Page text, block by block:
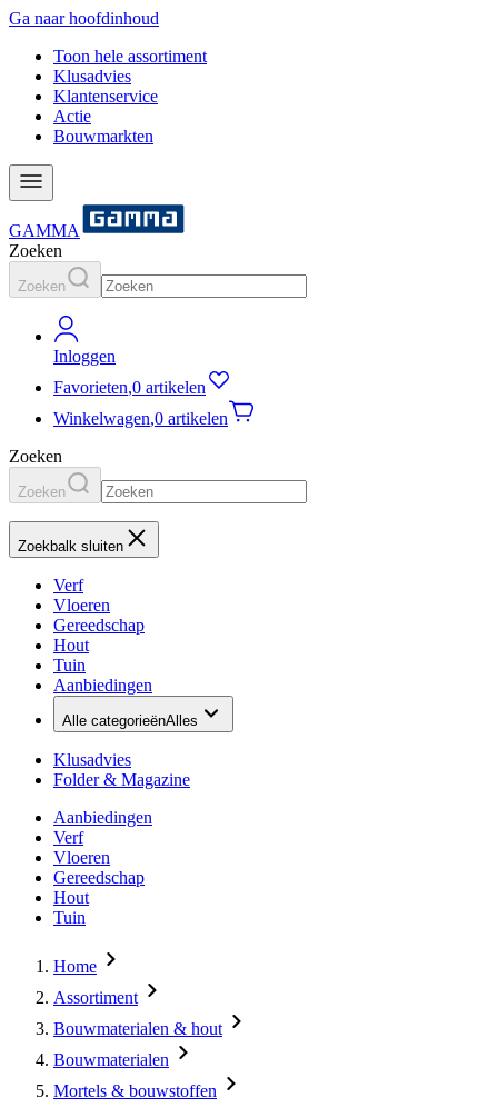
Ga naar hoofdinhoud
Toon hele assortiment
Klusadvies
Klantenservice
Actie
Bouwmarkten
GAMMA
Zoeken
Zoeken
Inloggen
Favorieten,0 artikelen
Winkelwagen,0 artikelen
Zoeken
Zoeken
Zoekbalk sluiten
Verf
Vloeren
Gereedschap
Hout
Tuin
Aanbiedingen
Alle categorieënAlles
Klusadvies
Folder & Magazine
Aanbiedingen
Verf
Vloeren
Gereedschap
Hout
Tuin
Home
Assortiment
Bouwmaterialen & hout
Bouwmaterialen
Mortels & bouwstoffen